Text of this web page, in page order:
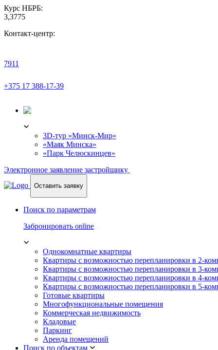
Курс НБРБ:
3,3775
Контакт-центр:
7911
+375 17 388-17-39
3D-тур «Минск-Мир»
«Маяк Минска»
«Парк Челюскинцев»
Электронное заявление застройщику
Оставить заявку
Поиск по параметрам
Забронировать online
Однокомнатные квартиры
Квартиры с возможностью перепланировки в 2-
Квартиры с возможностью перепланировки в 3-
Квартиры с возможностью перепланировки в 4-
Квартиры с возможностью перепланировки в 5-
Готовые квартиры
Многофункциональные помещения
Коммерческая недвижимость
Кладовые
Паркинг
Аренда помещений
Поиск по объектам